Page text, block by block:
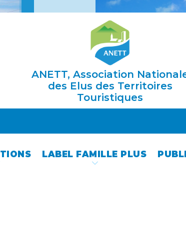
ANETT, Association
des Elus des Territoires
Touristiques
LABEL FAMILLE PLUS